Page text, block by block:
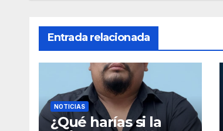
Entrada relacionada
NOTICIAS
¿Qué harías si la